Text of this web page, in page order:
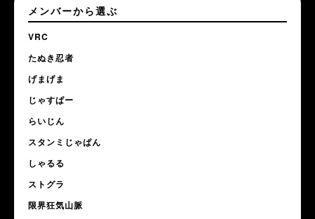
メンバーから選ぶ
VRC
たぬき忍者
げまげま
じゃすぱー
らいじん
スタンミじゃぱん
しゃるる
ストグラ
限界狂気山脈